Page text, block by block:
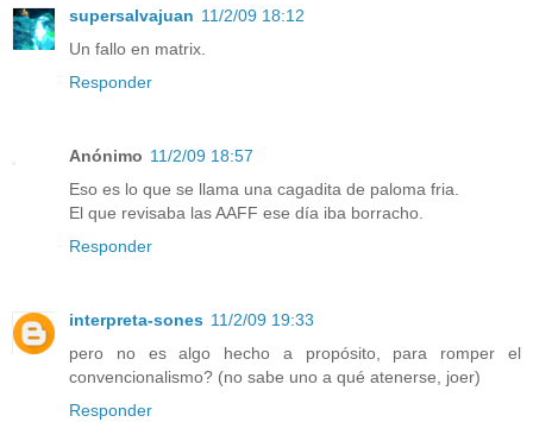
supersalvajuan 11/2/09 18:12
Un fallo en matrix.
Responder
Anónimo 11/2/09 18:57
Eso es lo que se llama una cagadita de paloma fria.
El que revisaba las AAFF ese día iba borracho.
Responder
interpreta-sones 11/2/09 19:33
pero no es algo hecho a propósito, para romper el
convencionalismo? (no sabe uno a qué atenerse, joer)
Responder